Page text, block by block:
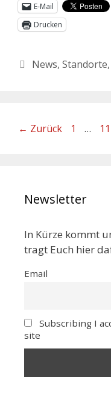
E-Mail
Drucken
News, Standorte,
← Zurück 1 …
Newsletter
In Kürze kommt
tragt Euch hier
Email
Subscribing I
site